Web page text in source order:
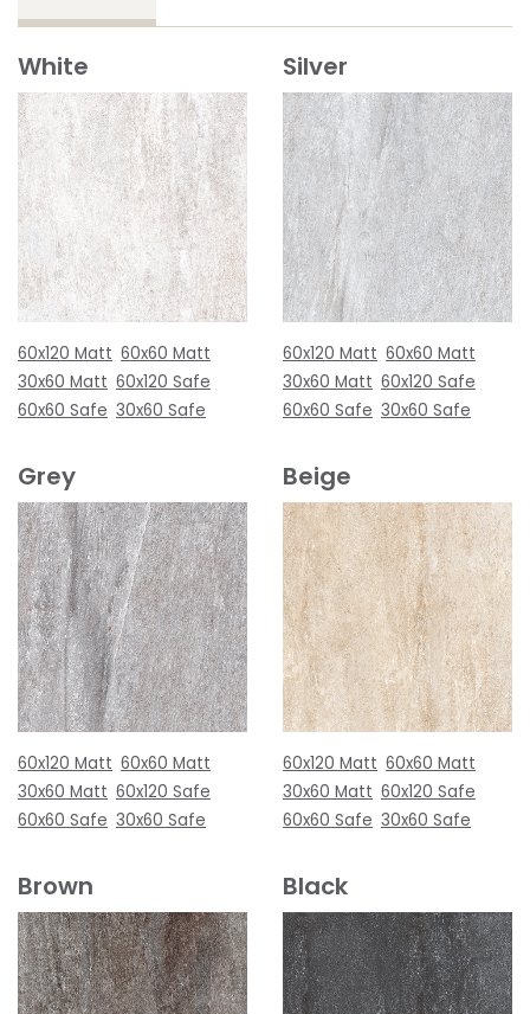
White
60x120 Matt 60x60 Matt
30x60 Matt 60x120 Safe
60x60 Safe 30x60 Safe
Silver
60x120 Matt 60x60 Matt
30x60 Matt 60x120 Safe
60x60 Safe 30x60 Safe
Grey
60x120 Matt 60x60 Matt
30x60 Matt 60x120 Safe
60x60 Safe 30x60 Safe
Beige
60x120 Matt 60x60 Matt
30x60 Matt 60x120 Safe
60x60 Safe 30x60 Safe
Brown Black